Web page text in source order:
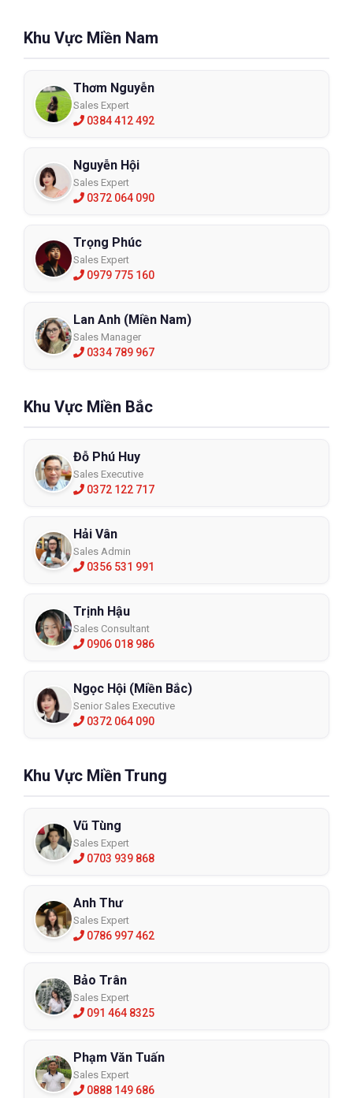
Khu Vực Miền Nam
Thơm Nguyễn
Sales Expert
0384 412 492
Nguyễn Hội
Sales Expert
0372 064 090
Trọng Phúc
Sales Expert
0979 775 160
Lan Anh (Miền Nam)
Sales Manager
0334 789 967
Khu Vực Miền Bắc
Đỗ Phú Huy
Sales Executive
0372 122 717
Hải Vân
Sales Admin
0356 531 991
Trịnh Hậu
Sales Consultant
0906 018 986
Ngọc Hội (Miền Bắc)
Senior Sales Executive
0372 064 090
Khu Vực Miền Trung
Vũ Tùng
Sales Expert
0703 939 868
Anh Thư
Sales Expert
0786 997 462
Bảo Trân
Sales Expert
091 464 8325
Phạm Văn Tuấn
Sales Expert
0888 149 686